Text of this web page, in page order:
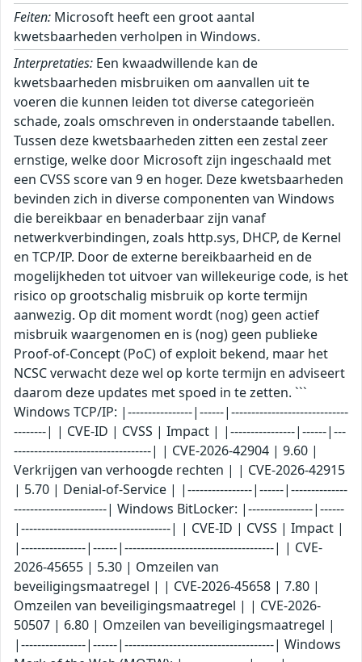
Feiten: Microsoft heeft een groot aantal
kwetsbaarheden verholpen in Windows.
Interpretaties: Een kwaadwillende kan de kwetsbaarheden misbruiken om aanvallen uit te voeren die kunnen leiden tot diverse categorieën schade, zoals omschreven in onderstaande tabellen. Tussen deze kwetsbaarheden zitten een zestal zeer ernstige, welke door Microsoft zijn ingeschaald met een CVSS score van 9 en hoger. Deze kwetsbaarheden bevinden zich in diverse componenten van Windows die bereikbaar en benaderbaar zijn vanaf netwerkverbindingen, zoals http.sys, DHCP, de Kernel en TCP/IP. Door de externe bereikbaarheid en de mogelijkheden tot uitvoer van willekeurige code, is het risico op grootschalig misbruik op korte termijn aanwezig. Op dit moment wordt (nog) geen actief misbruik waargenomen en is (nog) geen publieke Proof-of-Concept (PoC) of exploit bekend, maar het NCSC verwacht deze wel op korte termijn en adviseert daarom deze updates met spoed in te zetten. ``` Windows TCP/IP: |----------------|------|-------------------------------------| | CVE-ID | CVSS | Impact | |----------------|------|-------------------------------------| | CVE-2026-42904 | 9.60 | Verkrijgen van verhoogde rechten | | CVE-2026-42915 | 5.70 | Denial-of-Service | |----------------|------|-------------------------------------| Windows BitLocker: |----------------|------|-------------------------------------| | CVE-ID | CVSS | Impact | |----------------|------|-------------------------------------| | CVE-2026-45655 | 5.30 | Omzeilen van beveiligingsmaatregel | | CVE-2026-45658 | 7.80 | Omzeilen van beveiligingsmaatregel | | CVE-2026-50507 | 6.80 | Omzeilen van beveiligingsmaatregel | |----------------|------|-------------------------------------| Windows Mark of the Web (MOTW): |----------------|------|-------------------------------------| | CVE-ID | CVSS | Impact | |----------------|------|-------------------------------------| | CVE-2026-45595 | 5.40 | Omzeilen van beveiligingsmaatregel | |----------------|------|-------------------------------------| Windows Win32K - GRFX: |----------------|------|-------------------------------------| | CVE-ID | CVSS | Impact | |----------------|------|-------------------------------------| | CVE-2026-44803 | 7.80 | Uitvoeren van willekeurige code | | CVE-2026-44812 | 7.80 | Uitvoeren van willekeurige code | |----------------|------|-------------------------------------| Windows Push Notifications: |----------------|------|-------------------------------------| | CVE-ID | CVSS | Impact | |----------------|------|-------------------------------------| | CVE-2026-42969 | 5.50 | Toegang tot gevoelige gegevens | | CVE-2026-42971 | 5.50 | Toegang tot gevoelige gegevens | | CVE-2026-42970 | 5.50 | Toegang tot gevoelige gegevens | | CVE-2026-42973 | 5.50 | Toegang tot gevoelige gegevens | | CVE-2026-42978 | 7.80 | Verkrijgen van verhoogde rechten | | CVE-2026-42977 | 7.80 | Verkrijgen van verhoogde rechten | | CVE-2026-42979 | 7.80 | Verkrijgen van verhoogde rechten | | CVE-2026-42991 | 7.80 | Verkrijgen van verhoogde rechten | |----------------|------|-------------------------------------| Microsoft Windows DNS: |----------------|------|-------------------------------------| | CVE-ID | CVSS | Impact | |----------------|------|-------------------------------------| | CVE-2026-41108 | 7.00 | Verkrijgen van verhoogde rechten | |----------------|------|-------------------------------------| Windows Bluetooth Port Driver: |----------------|------|-------------------------------------| | CVE-ID | CVSS | Impact | |----------------|------|-------------------------------------| | CVE-2026-45640 | 7.00 | Verkrijgen van verhoogde rechten | |----------------|------|-------------------------------------| Windows Ancillary Function Driver for WinSock: |----------------|------|-------------------------------------| | CVE-ID | CVSS | Impact | |----------------|------|-------------------------------------| | CVE-2026-34335 | 7.00 | Verkrijgen van verhoogde rechten | | CVE-2026-45601 | 7.00 | Verkrijgen van verhoogde rechten | | CVE-2026-45598 | 7.00 | Verkrijgen van verhoogde rechten | | CVE-2026-45596 | 7.00 | Verkrijgen van verhoogde rechten | | CVE-2026-45638 | 7.80 | Verkrijgen van verhoogde rechten | | CVE-2026-45603 | 7.00 | Verkrijgen van verhoogde rechten | | CVE-2026-42911 | 7.00 | Verkrijgen van verhoogde rechten | |----------------|------|-------------------------------------| Function Discovery Service (fdwsd.dll): |----------------|------|-------------------------------------| | CVE-ID | CVSS | Impact | |----------------|------|-------------------------------------| | CVE-2026-42836 | 7.00 | Verkrijgen van verhoogde rechten | |----------------|------|-------------------------------------| Windows Kernel: |----------------|------|-------------------------------------| | CVE-ID | CVSS | Impact | |----------------|------|-------------------------------------| | CVE-2025-10263 | 9.30 | Verkrijgen van verhoogde rechten | | CVE-2026-45657 | 9.80 | Uitvoeren van willekeurige code | | CVE-2026-48583 | 7.80 | Verkrijgen van verhoogde rechten | | CVE-2026-45653 | 7.00 | Verkrijgen van verhoogde rechten | | CVE-2026-42984 | 7.00 | Verkrijgen van verhoogde rechten | |----------------|------|-------------------------------------| Windows Secure Boot: |----------------|------|-------------------------------------| | CVE-ID | CVSS | Impact | |----------------|------|-------------------------------------| | CVE-2026-45588 | 7.90 | Omzeilen van beveiligingsmaatregel | | CVE-2026-48568 | 7.90 | Omzeilen van beveiligingsmaatregel | | CVE-2026-48570 | 7.90 | Omzeilen van beveiligingsmaatregel | | CVE-2026-48573 | 7.90 | Omzeilen van beveiligingsmaatregel | | CVE-2026-48575 | 7.90 | Omzeilen van beveiligingsmaatregel | | CVE-2026-48576 | 7.90 | Omzeilen van beveiligingsmaatregel | | CVE-2026-48578 | 7.90 | Verkrijgen van verhoogde rechten | | CVE-2026-45654 | 7.90 | Omzeilen van beveiligingsmaatregel | |----------------|------|-------------------------------------| Remote Desktop Client: |----------------|------|-------------------------------------| | CVE-ID | CVSS | Impact | |----------------|------|-------------------------------------| | CVE-2026-47289 | 8.80 | Uitvoeren van willekeurige code | | CVE-2026-47653 | 8.80 | Uitvoeren van willekeurige code | | CVE-2026-47654 | 7.50 | Uitvoeren van willekeurige code | | CVE-2026-48563 | 7.50 | Uitvoeren van willekeurige code | | CVE-2026-42909 | 7.50 | Uitvoeren van willekeurige code | | CVE-2026-42913 | 7.50 | Uitvoeren van willekeurige code | | CVE-2026-42992 | 7.50 | Uitvoeren van willekeurige code | | CVE-2026-44799 | 7.50 | Uitvoeren van willekeurige code | | CVE-2026-44801 | 7.50 | Uitvoeren van willekeurige code | | CVE-2026-42985 | 8.80 | Uitvoeren van willekeurige code | | CVE-2026-42993 | 7.50 | Uitvoeren van willekeurige code | |----------------|------|-------------------------------------| Microsoft UxTheme Library (uxtheme.dll): |----------------|------|-------------------------------------| | CVE-ID | CVSS | Impact | |----------------|------|-------------------------------------| | CVE-2026-45606 | 5.50 | Denial-of-Service | |----------------|------|-------------------------------------| Windows Kernel-Mode Drivers: |----------------|------|-------------------------------------| | CVE-ID | CVSS | Impact | |----------------|------|-------------------------------------| | CVE-2026-45600 | 7.80 | Verkrijgen van verhoogde rechten | |----------------|------|-------------------------------------| Windows DHCP Client: |----------------|------|-------------------------------------| | CVE-ID | CVSS | Impact | |----------------|------|-------------------------------------| | CVE-2026-45608 | 6.80 | Toegang tot gevoelige gegevens | | CVE-2026-44815 | 9.80 | Uitvoeren van willekeurige code | |----------------|------|-------------------------------------| Universal Plug and Play (upnp.dll): |----------------|------|-------------------------------------| | CVE-ID | CVSS | Impact | |----------------|------|-------------------------------------| | CVE-2026-45599 | 8.10 | Uitvoeren van willekeurige code | | CVE-2026-45635 | 8.10 | Uitvoeren van willekeurige code | |----------------|------|-------------------------------------| Windows Bluetooth Service: |----------------|------|-------------------------------------| | CVE-ID | CVSS | Impact | |----------------|------|-------------------------------------| | CVE-2026-45605 | 7.80 | Verkrijgen van verhoogde rechten | |----------------|------|-------------------------------------| Windows UEFI: |----------------|------|-------------------------------------| | CVE-ID | CVSS | Impact | |----------------|------|-------------------------------------| | CVE-2026-45656 | 7.80 | Omzeilen van beveiligingsmaatregel | | CVE-2026-8863 | 7.80 | Omzeilen van beveiligingsmaatregel | |----------------|------|-------------------------------------| Windows Hotpatch Monitoring Service: |----------------|------|-------------------------------------| | CVE-ID | CVSS | Impact